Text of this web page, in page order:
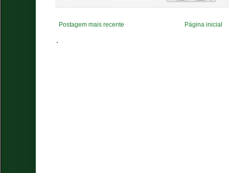
Postagem mais recente Página inicial
.